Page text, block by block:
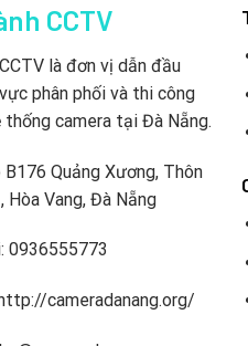
của Combo
quan sát Kbvision trong
CCTV
là đơn vị dẫn đầu
phân phối và thi công
camera tại Đà Nẵng.
Quảng Xương, Thôn
Hòa Vang, Đà Nẵng
0936555773
cameradanang.org/